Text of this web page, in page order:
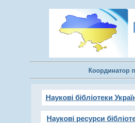
Координатор
Наукові бібліотеки
Наукові ресурси